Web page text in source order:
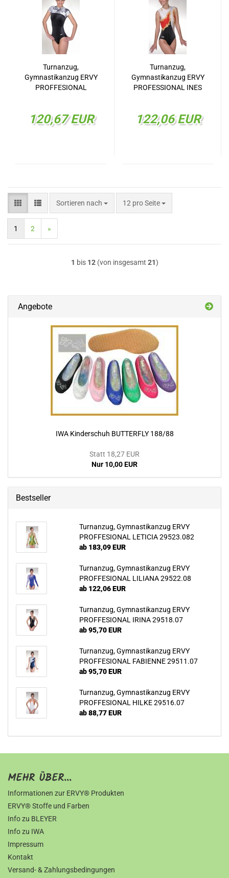
Turnanzug,
Gymnastikanzug ERVY
PROFFESIONAL
120,67 EUR
Turnanzug,
Gymnastikanzug ERVY
PROFESSIONAL INES
122,06 EUR
Sortieren nach
Sortieren nach 12 pro Seite
pro Seite
1 2 »
1 bis 12(von insgesamt 21)
Angebote
IWA Kinderschuh BUTTERFLY 188/88
Statt 18,27 EUR
Nur 10,00 EUR
Bestseller
Turnanzug, Gymnastikanzug ERVY
PROFFESIONAL LETICIA 29523.082
ab 183,09 EUR
Turnanzug, Gymnastikanzug ERVY
PROFFESIONAL LILIANA 29522.08
ab 122,06 EUR
Turnanzug, Gymnastikanzug ERVY
PROFFESIONAL IRINA 29518.07
ab 95,70 EUR
Turnanzug, Gymnastikanzug ERVY
PROFFESIONAL FABIENNE 29511.07
ab 95,70 EUR
Turnanzug, Gymnastikanzug ERVY
PROFFESIONAL HILKE 29516.07
ab 88,77 EUR
MEHR ÜBER...
Informationen zur ERVY® Produkten
ERVY® Stoffe und Farben
Info zu BLEYER
Info zu IWA
Impressum
Kontakt
Versand- & Zahlungsbedingungen